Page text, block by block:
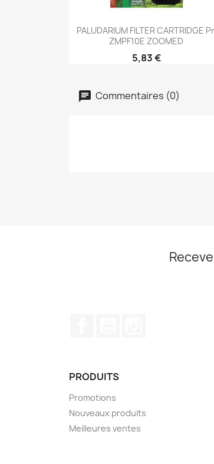
Aperçu rapide
PALUDARIUM FILTER CARTRIDGE
ZMPF10E ZOOMED
5,83 €
Commentaires (0)
PRODUITS
Promotions
Nouveaux produits
Meilleures ventes